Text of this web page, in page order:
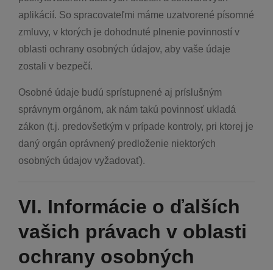
aplikácií. So spracovateľmi máme uzatvorené písomné
zmluvy, v ktorých je dohodnuté plnenie povinností v
oblasti ochrany osobných údajov, aby vaše údaje
zostali v bezpečí.
Osobné údaje budú sprístupnené aj príslušným
správnym orgánom, ak nám takú povinnosť ukladá
zákon (t.j. predovšetkým v prípade kontroly, pri ktorej je
daný orgán oprávnený predloženie niektorých
osobných údajov vyžadovať).
VI. Informácie o ďalších
vašich právach v oblasti
ochrany osobných